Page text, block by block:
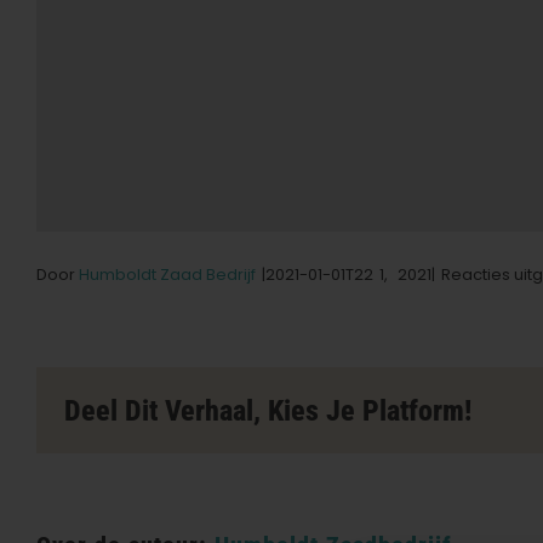
Door Humboldt Zaad Bedrijf |2021-01-01T22 1, 2021| Reacties
Deel Dit Verhaal, Kies Je Platform!